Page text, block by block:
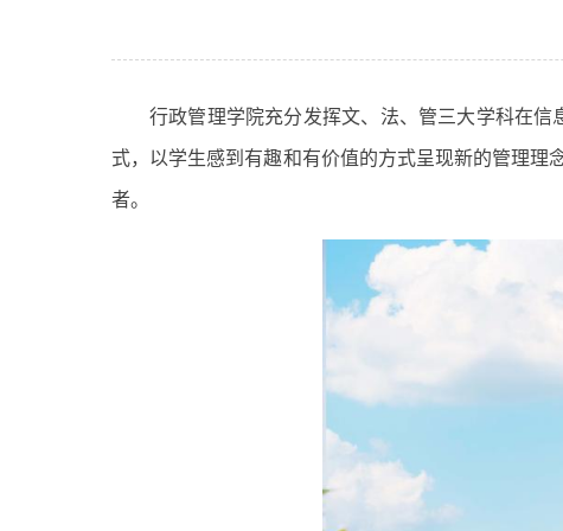
行政管理学院充分发挥文、法、管三大学科在信
式，以学生感到有趣和有价值的方式呈现新的管理
者。